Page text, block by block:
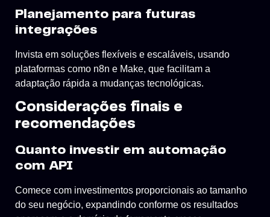
Planejamento para futuras
integrações
Invista em soluções flexíveis e escaláveis, usando
plataformas como n8n e Make, que facilitam a
adaptação rápida a mudanças tecnológicas.
Considerações finais e
recomendações
Quanto investir em automação
com API
Comece com investimentos proporcionais ao tamanho
do seu negócio, expandindo conforme os resultados